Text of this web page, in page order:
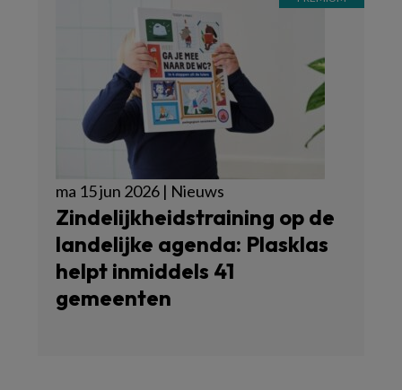
ma 15 jun 2026 | Nieuws
Zindelijkheidstraining op de
landelijke agenda: Plasklas
helpt inmiddels 41
gemeenten